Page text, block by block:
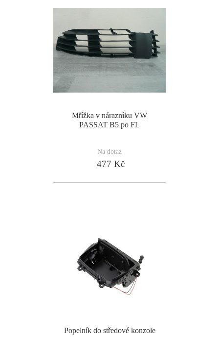
Mřížka v nárazníku VW
PASSAT B5 po FL
Na dotaz
477 Kč
Popelník do středové konzole